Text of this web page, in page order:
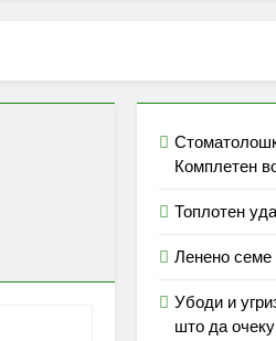
Комплетен
Топлотен
Ленено семе
Убоди и
што да